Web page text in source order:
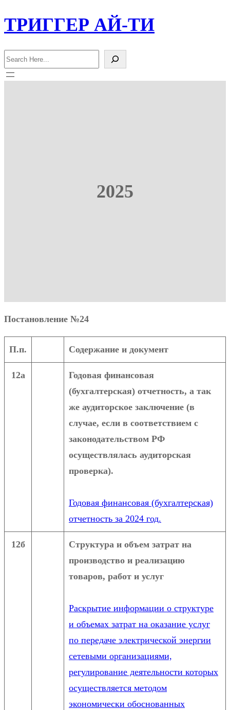
Перейти
к
содержимому
ТРИГГЕР АЙ-ТИ
Поиск
2025
Постановление №24
П.п. Содержание и документ
12а
Годовая финансовая
(бухгалтерская) отчетность, а так
же аудиторское заключение (в
случае, если в соответствием с
законодательством РФ
осуществлялась аудиторская
проверка).
Годовая финансовая (бухгалтерская)
отчетность за 2024 год.
12б
Структура и объем затрат на
производство и реализацию
товаров, работ и услуг
Раскрытие информации о структуре
и объемах затрат на оказание услуг
по передаче электрической энергии
сетевыми организациями,
регулирование деятельности которых
осуществляется методом
экономически обоснованных